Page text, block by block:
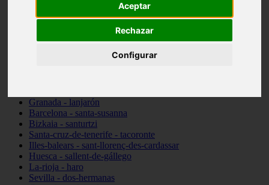
Aceptar
Rechazar
Configurar
Madrid - nuevo-baztán
Granada - lanjarón
Barcelona - santa-susanna
Bizkaia - santurtzi
Santa-cruz-de-tenerife - tacoronte
Illes-balears - sant-llorenç-des-cardassar
Huesca - sallent-de-gállego
La-rioja - haro
Sevilla - dos-hermanas